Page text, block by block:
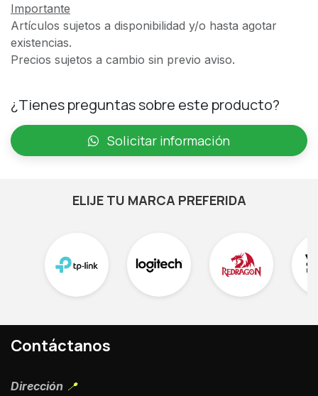
Importante
Artículos sujetos a disponibilidad y/o hasta agotar
existencias.
Precios sujetos a cambio sin previo aviso.
¿Tienes preguntas sobre este producto?
Solicitar información
ELIJE TU MARCA PREFERIDA
Contáctanos
Dirección 📍